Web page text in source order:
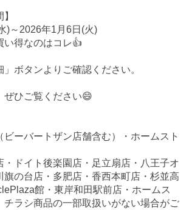
)～2026年1月6日(火)
い得なのはコレ👍
ボタンよりご確認ください。
ぜひご覧ください😄
ビーバートザン店舗含む）・ホームスト
ドイト後楽園店・足立扇店・八王子オ
旗の台店・多肥店・香西本町店・杉並高
館・東岸和田駅前店・ホームス
チラシ商品の一部取扱いがない場合がご